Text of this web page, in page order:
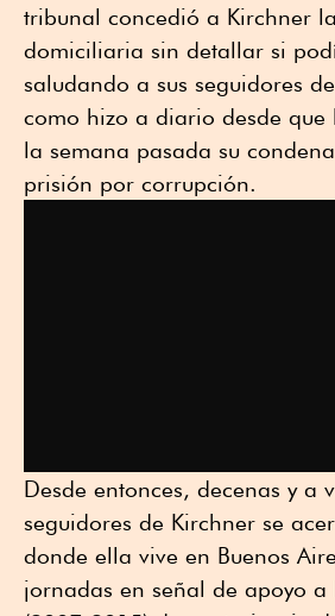
tribunal concedió a Kirchner
domiciliaria sin detallar si
saludando a sus seguidores
como hizo a diario desde
la semana pasada su
prisión por corrupción.
Desde entonces, decenas y a
seguidores de Kirchner se
donde ella vive en Buenos
jornadas en señal de apoyo a